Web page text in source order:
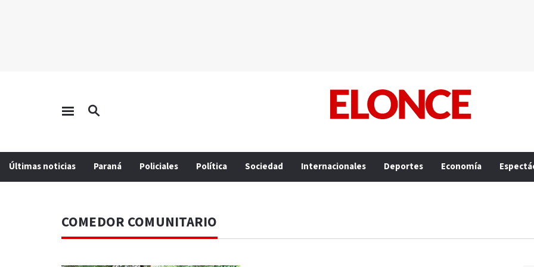
Últimas noticias Paraná Policiales Política Sociedad Internacionales Deportes Economía
COMEDOR COMUNITARIO